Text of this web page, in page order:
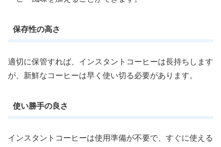
保存性の高さ
適切に保管すれば、インスタントコーヒーは長持ちします
が、新鮮なコーヒーは早く使い切る必要があります。
使い勝手の良さ
インスタントコーヒーは使用準備が不要で、すぐに使える